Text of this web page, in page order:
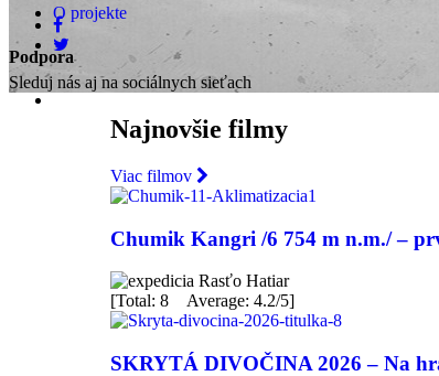
Sleduj nás aj na sociálnych sieťach
Najnovšie filmy
Viac filmov
Chumik Kangri /6 754 m n.m./ –
Rasťo Hatiar
[Total: 8 Average: 4.2/5]
SKRYTÁ DIVOČINA 2026 – Na
O projekte
Podpora